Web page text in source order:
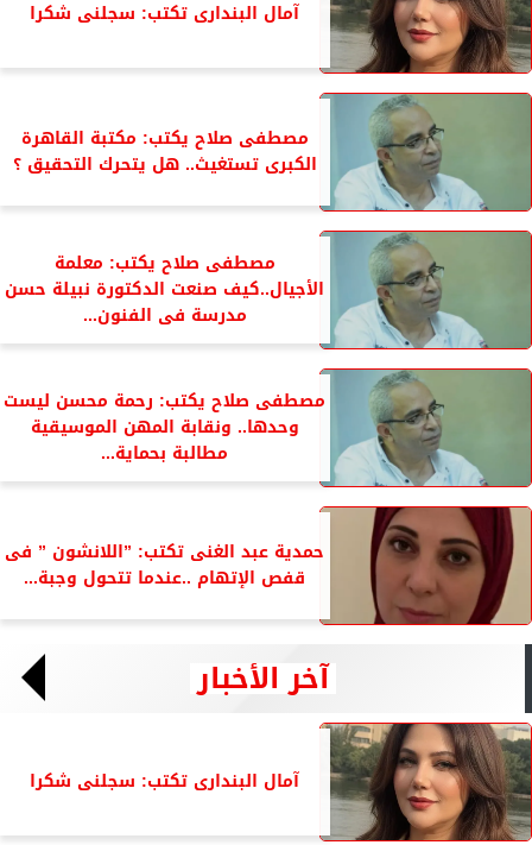
آمال البندارى تكتب: سجلنى شكرا
مصطفى صلاح يكتب: مكتبة القاهرة
الكبرى تستغيث.. هل يتحرك التحقيق ؟
مصطفى صلاح يكتب: معلمة
الأجيال..كيف صنعت الدكتورة نبيلة حسن
مدرسة فى الفنون...
مصطفى صلاح يكتب: رحمة محسن ليست
وحدها.. ونقابة المهن الموسيقية
مطالبة بحماية...
حمدية عبد الغنى تكتب: ”اللانشون ” فى
قفص الإتهام ..عندما تتحول وجبة...
آخر الأخبار
آمال البندارى تكتب: سجلنى شكرا